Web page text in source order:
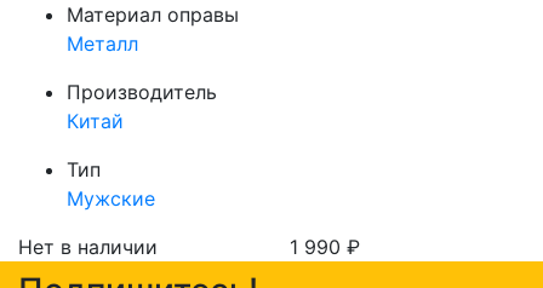
Материал оправы
Металл
Производитель
Китай
Тип
Мужские
Нет в наличии
1 990 ₽